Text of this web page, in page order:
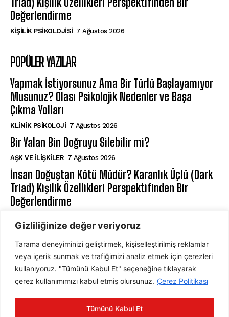
Gizliliğinize değer veriyoruz
Tarama deneyiminizi geliştirmek, kişiselleştirilmiş reklamlar
veya içerik sunmak ve trafiğimizi analiz etmek için çerezleri
kullanıyoruz. "Tümünü Kabul Et" seçeneğine tıklayarak
çerez kullanımımızı kabul etmiş olursunuz. Çerez Politikası
Tümünü Kabul Et
Değerlendirme
KIŞILIK PSIKOLOJISI 7 Ağustos 2026
POPÜLER YAZILAR
Yapmak İstiyorsunuz Ama Bir Türlü Başlayamıyor
Musunuz? Olası Psikolojik Nedenler ve Başa
Çıkma Yolları
KLINIK PSIKOLOJI 7 Ağustos 2026
Bir Yalan Bin Doğruyu Silebilir mi?
AŞK VE İLIŞKILER 7 Ağustos 2026
İnsan Doğuştan Kötü Müdür? Karanlık Üçlü (Dark
Triad) Kişilik Özellikleri Perspektifinden Bir
Değerlendirme
ABONE OL
ABONE OL